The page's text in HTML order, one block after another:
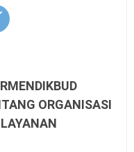
Calon Guru Tahun
Raya 2026/2027
Merauke 2026/2027
Pendidikan
KBC untuk
ORGANISASI